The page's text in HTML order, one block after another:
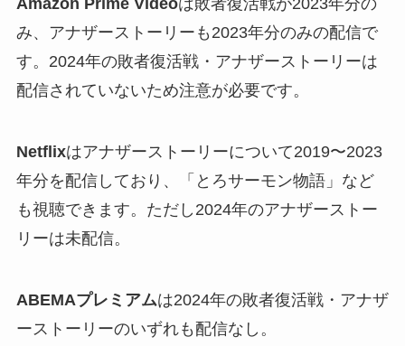
Amazon Prime Videoは敗者復活戦が2023年分の
み、アナザーストーリーも2023年分のみの配信で
す。2024年の敗者復活戦・アナザーストーリーは
配信されていないため注意が必要です。
Netflixはアナザーストーリーについて2019〜2023
年分を配信しており、「とろサーモン物語」など
も視聴できます。ただし2024年のアナザーストー
リーは未配信。
ABEMAプレミアムは2024年の敗者復活戦・アナザ
ーストーリーのいずれも配信なし。